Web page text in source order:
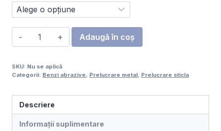
Cantitate
Bandă
nețesută
25x762
mm
Adaugă în coș
SKU: Nu se aplică
Categorii: Benzi abrazive, Prelucrare metal, Prelucrare sticla
Descriere
Informații suplimentare